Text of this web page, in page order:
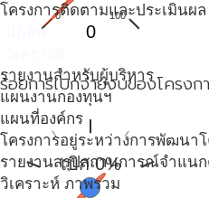
โครงการติดตามและประเมินผล
ปฎิทิน
รายงานสำหรับผู้บริหาร
แผนงานกองทุนฯ
แผนที่องค์กร
โครงการอยู่ระหว่างการพัฒนา
รายงานสรุปสถานการณ์จำแน
วิเคราะห์ ภาพรวม
0 100
0
ร้อยการเบิกจ่ายงบของโครง
เบิก 0%